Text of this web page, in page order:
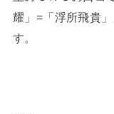
耀」=「浮所飛貴
す。